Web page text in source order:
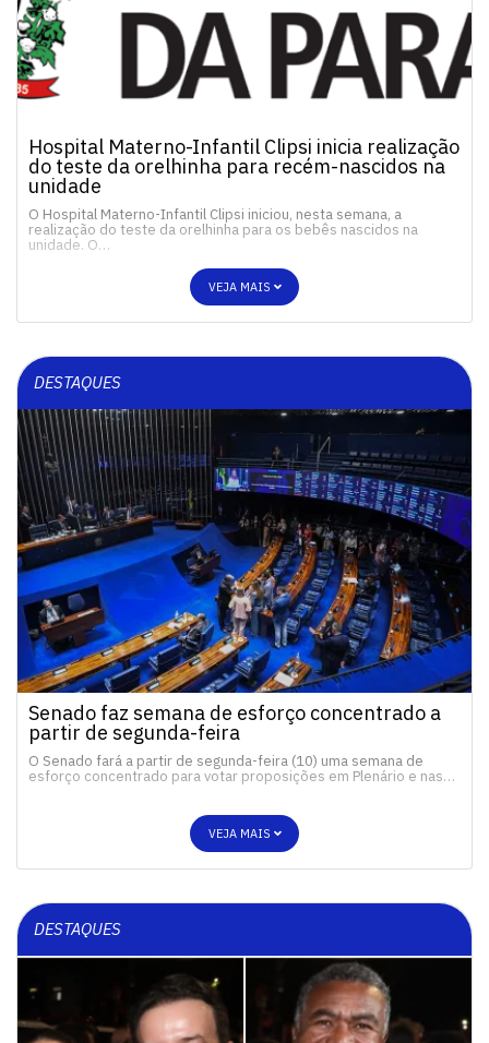
Hospital Materno-Infantil Clipsi inicia realização
do teste da orelhinha para recém-nascidos na
unidade
O Hospital Materno-Infantil Clipsi iniciou, nesta semana, a
realização do teste da orelhinha para os bebês nascidos na
unidade. O…
VEJA MAIS
DESTAQUES
Senado faz semana de esforço concentrado a
partir de segunda-feira
O Senado fará a partir de segunda-feira (10) uma semana de
esforço concentrado para votar proposições em Plenário e nas…
VEJA MAIS
DESTAQUES